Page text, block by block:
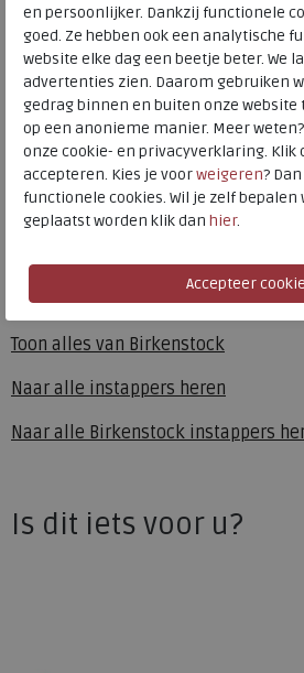
Birkenstock
Toon alles van Birkenstock
Naar alle instappers heren
Naar alle Birkenstock instappers
Merk
Birkenstock
Fabrikantcode
1032714
Bestelcode
Kleur
Charcoal
Materiaal
Suede
Wijdtemaat
Reg.
Uitneembaar voetbed
nee
Is dit iets voor u?
en persoonlijker. Dankzij functionele
goed. Ze hebben ook een analytische
website elke dag een beetje beter. We
advertenties zien. Daarom gebruiken
gedrag binnen en buiten onze website
op een anonieme manier. Meer weten?
onze cookie- en privacyverklaring. Klik
accepteren. Kies je voorweigeren?
functionele cookies. Wil je zelf bepalen
geplaatst worden klik dan hier.